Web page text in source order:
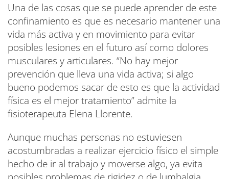
Una de las cosas que se puede aprender de este
confinamiento es que es necesario mantener una
vida más activa y en movimiento para evitar
posibles lesiones en el futuro así como dolores
musculares y articulares. “No hay mejor
prevención que lleva una vida activa; si algo
bueno podemos sacar de esto es que la actividad
física es el mejor tratamiento” admite la
fisioterapeuta Elena Llorente.
Aunque muchas personas no estuviesen
acostumbradas a realizar ejercicio físico el simple
hecho de ir al trabajo y moverse algo, ya evita